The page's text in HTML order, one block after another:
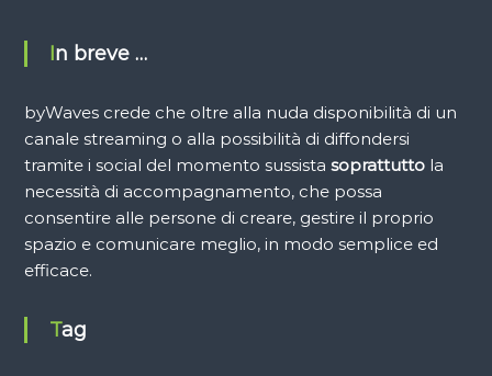
In breve …
byWaves crede che oltre alla nuda disponibilità di un
canale streaming o alla possibilità di diffondersi
tramite i social del momento sussista soprattuttola
necessità di accompagnamento, che possa
consentire alle persone di creare, gestire il proprio
spazio e comunicare meglio, in modo semplice ed
efficace.
Tag